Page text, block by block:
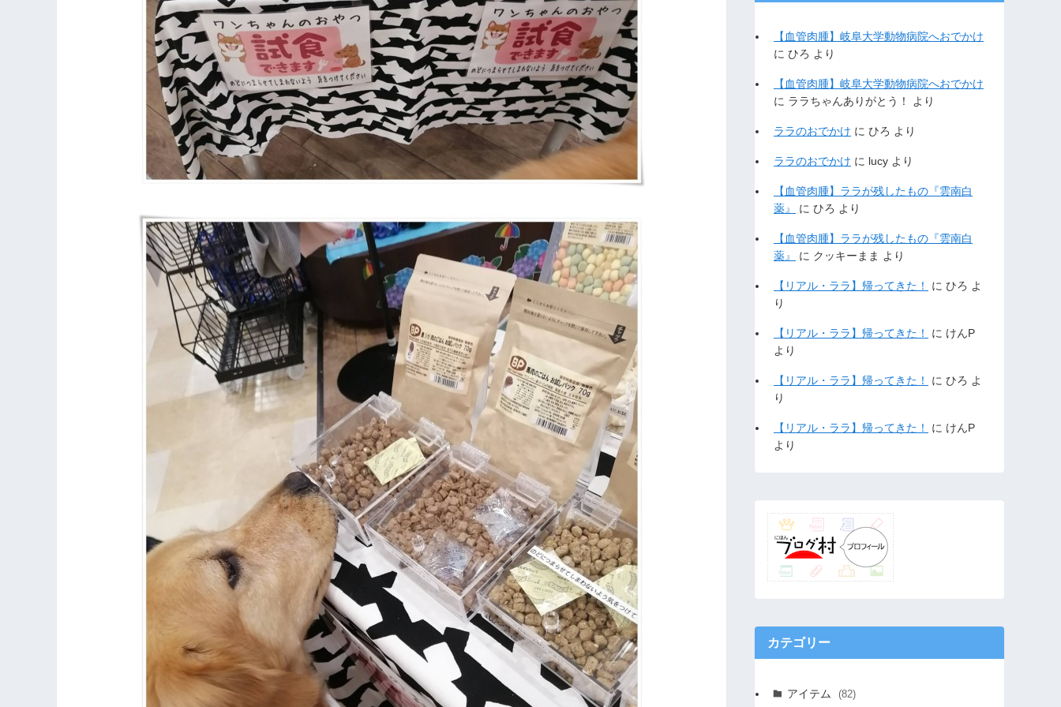
【血管肉腫】岐阜大学動物病院へおでかけ
に ひろ より
【血管肉腫】岐阜大学動物病院へおでかけ
に ララちゃんありがとう！ より
ララのおでかけ に ひろ より
ララのおでかけ に lucy より
【血管肉腫】ララが残したもの『雲南白
薬』
に ひろ より
【血管肉腫】ララが残したもの『雲南白
薬』
に クッキーまま より
【リアル・ララ】帰ってきた！ に ひろ よ
り
【リアル・ララ】帰ってきた！ に けんP
より
【リアル・ララ】帰ってきた！ に ひろ よ
り
【リアル・ララ】帰ってきた！ に けんP
より
カテゴリー
アイテム (82)